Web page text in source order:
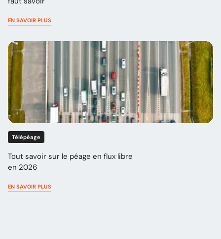
EN SAVOIR PLUS
Télépéage
Tout savoir sur le péage en flux libre
en 2026
EN SAVOIR PLUS